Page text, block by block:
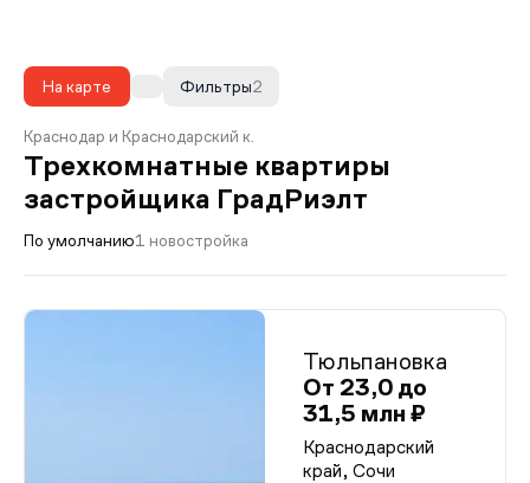
На карте 2
Фильтры
Краснодар и Краснодарский к.
Трехкомнатные квартиры
застройщика ГрадРиэлт
По умолчанию1 новостройка
Тюльпановка
От 23,0 до
31,5 млн ₽
Краснодарский
край, Сочи